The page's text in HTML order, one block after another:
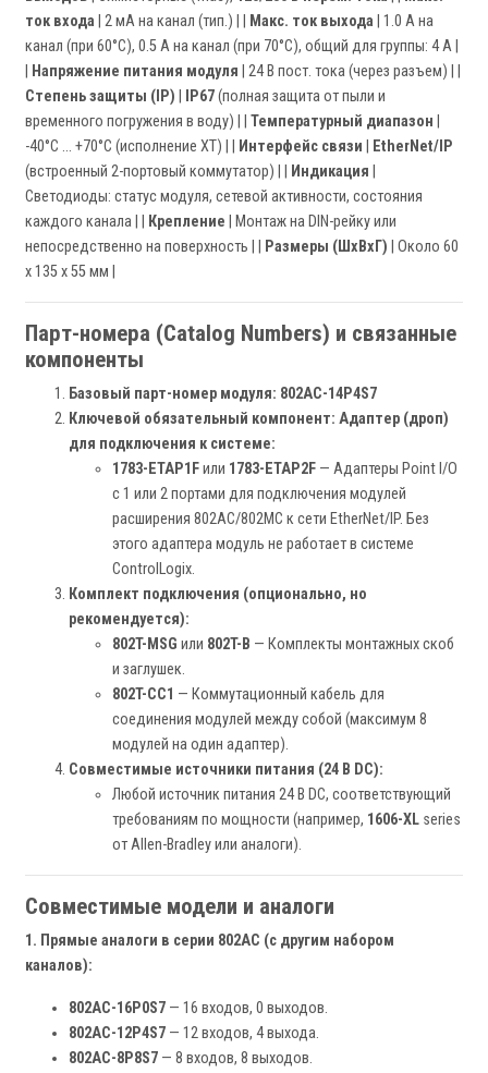
ток входа | 2 мА на канал (тип.) | | Макс. ток выхода | 1.0 А на
канал (при 60°C), 0.5 А на канал (при 70°C), общий для группы: 4 А |
Напряжение питания модуля | 24 В пост. тока (через разъем) | |
Степень защиты (IP)
IP67(полная защита от пыли и
временного погружения в воду) | | Температурный диапазон
-40°C ... +70°C (исполнение XT) | |
Интерфейс связи
EtherNet/IP
(встроенный 2-портовый коммутатор) | |
Индикация
Светодиоды: статус модуля, сетевой активности, состояния
каждого канала | |
Крепление | Монтаж на DIN-рейку или
непосредственно на поверхность | |
Размеры (ШxВxГ) | Около 60
x 135 x 55 мм |
Парт-номера (Catalog Numbers) и связанные
компоненты
Базовый парт-номер модуля: 802AC-14P4S7
Ключевой обязательный компонент: Адаптер (дроп)
для подключения к системе:
1783-ETAP1Fили 1783-ETAP2F — Адаптеры Point I/O
с 1 или 2 портами для подключения модулей
расширения 802AC/802MC к сети EtherNet/IP. Без
этого адаптера модуль не работает в системе
ControlLogix.
Комплект подключения (опционально, но
рекомендуется):
802T-MSG или 802T-B — Комплекты монтажных скоб
и заглушек.
802T-CC1 — Коммутационный кабель для
соединения модулей между собой (максимум 8
модулей на один адаптер).
Совместимые источники питания (24 В DC):
Любой источник питания 24 В DC, соответствующий
требованиям по мощности (например, 1606-XL series
от Allen-Bradley или аналоги).
Совместимые модели и аналоги
1. Прямые аналоги в серии 802AC (с другим набором
каналов):
802AC-16P0S7 — 16 входов, 0 выходов.
802AC-12P4S7 — 12 входов, 4 выхода.
802AC-8P8S7 — 8 входов, 8 выходов.